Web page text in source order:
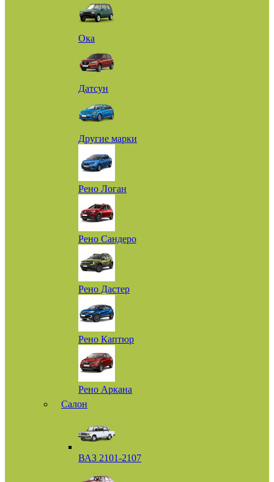
Ока
Датсун
Другие марки
Рено Логан
Рено Сандеро
Рено Дастер
Рено Каптюр
Рено Аркана
Салон
ВАЗ 2101-2107